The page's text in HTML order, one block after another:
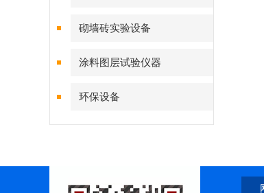
砌墙砖实验设备
涂料图层试验仪器
环保设备